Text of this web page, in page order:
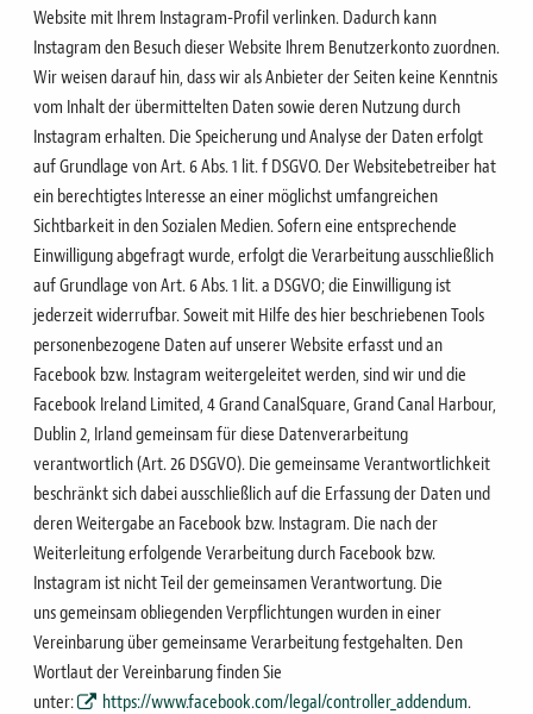
Website mit Ihrem Instagram-Profil verlinken. Dadurch kann
Instagram den Besuch dieserWebsite Ihrem Benutzerkonto zuordnen.
Wir weisen darauf hin, dass wir als Anbieter der Seiten keine Kenntnis
vom Inhalt der übermittelten Daten sowie deren Nutzung durch
Instagram erhalten. Die Speicherung und Analyse der Daten erfolgt
auf Grundlage von Art. 6 Abs. 1 lit. f DSGVO. DerWebsitebetreiber hat
ein berechtigtes Interesse an einer möglichst umfangreichen
Sichtbarkeit in denSozialen Medien. Sofern eine entsprechende
Einwilligung abgefragt wurde, erfolgt die Verarbeitungausschließlich
auf Grundlage von Art. 6 Abs. 1 lit. a DSGVO; die Einwilligung ist
jederzeit widerrufbar. Soweit mit Hilfe des hier beschriebenen Tools
personenbezogene Daten auf unserer Website erfasst und an
Facebook bzw. Instagram weitergeleitet werden, sind wir und die
Facebook Ireland Limited, 4 Grand Canal Square, Grand Canal Harbour,
Dublin 2, Irland gemeinsam für diese Datenverarbeitung
verantwortlich (Art. 26 DSGVO). Die gemeinsame Verantwortlichkeit
beschränkt sich dabei ausschließlich auf die Erfassung derDaten und
deren Weitergabe an Facebook bzw. Instagram. Die nach der
Weiterleitung erfolgende Verarbeitung durch Facebook bzw.
Instagram ist nicht Teil der gemeinsamen Verantwortung. Die
unsgemeinsam obliegenden Verpflichtungen wurden in einer
Vereinbarung über gemeinsame Verarbeitungfestgehalten. Den
Wortlaut der Vereinbarung finden Sie
unter:
https://www.facebook.com/legal/controller_addendum.